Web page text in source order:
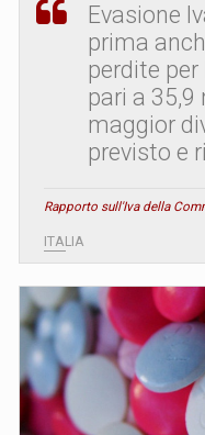
Evasione
prima
perdite
pari a 35,9
maggior
previsto e
Rapporto sull'Iva della
ITALIA